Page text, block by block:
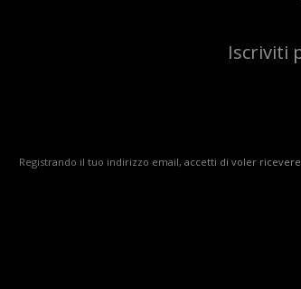
Iscriviti
Registrando il tuo indirizzo email, accetti di voler